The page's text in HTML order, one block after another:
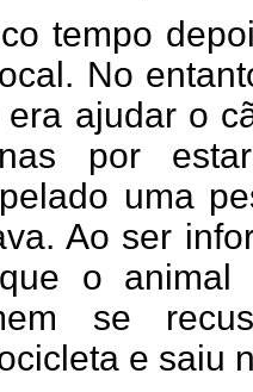
tempo
No
era ajudar o
por
uma
Ao ser
o animal
se
e saiu